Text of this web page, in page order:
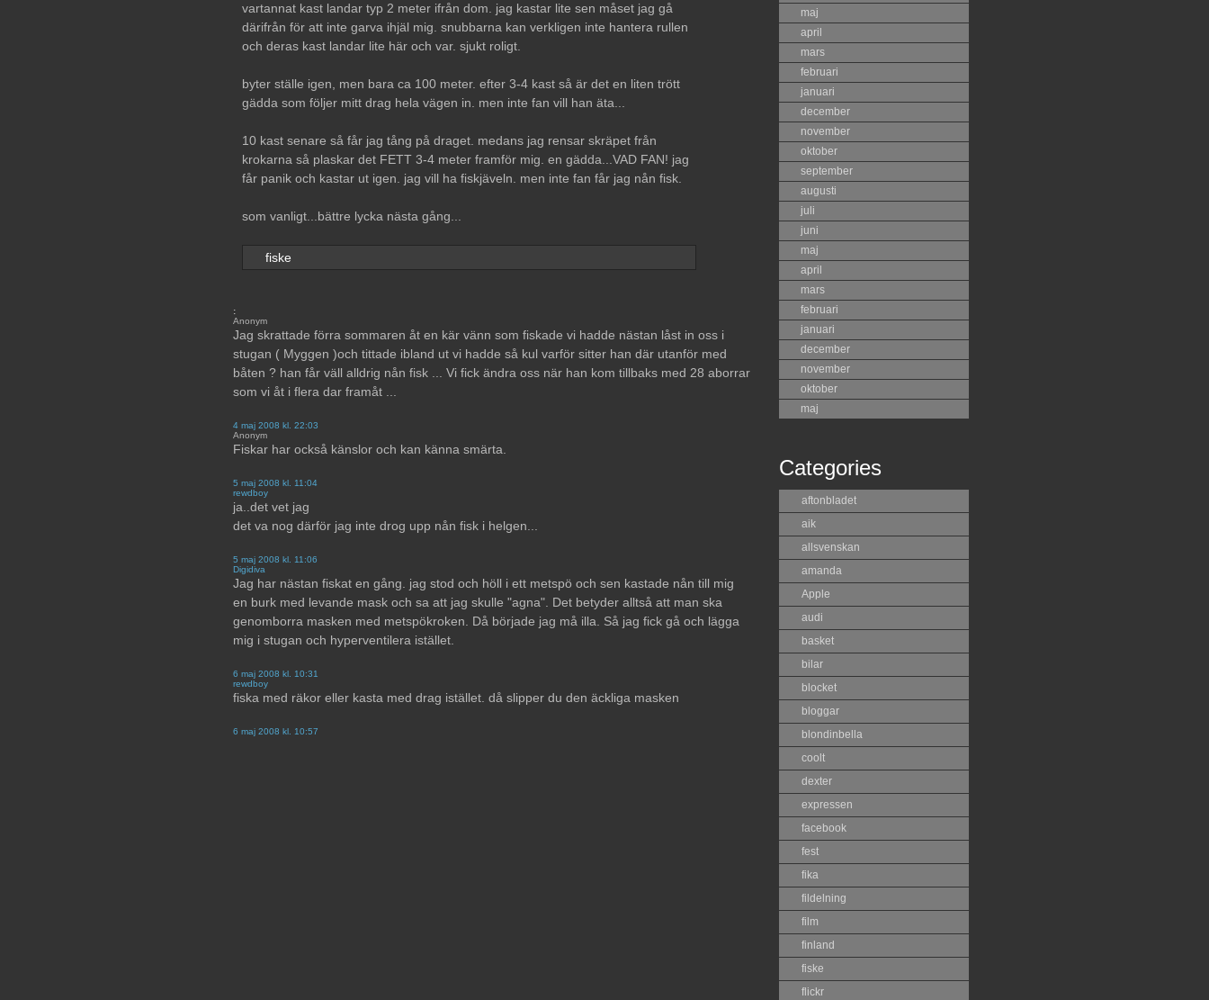
vartannat kast landar typ 2 meter ifrån dom. jag kastar lite sen måset jag gå
därifrån för att inte garva ihjäl mig. snubbarna kan verkligen inte hantera rullen
och deras kast landar lite här och var. sjukt roligt.
byter ställe igen, men bara ca 100 meter. efter 3-4 kast så är det en liten trött
gädda som följer mitt drag hela vägen in. men inte fan vill han äta...
10 kast senare så får jag tång på draget. medans jag rensar skräpet från
krokarna så plaskar det FETT 3-4 meter framför mig. en gädda...VAD FAN! jag
får panik och kastar ut igen. jag vill ha fiskjäveln. men inte fan får jag nån fisk.
som vanligt...bättre lycka nästa gång...
fiske
:
Anonym
Jag skrattade förra sommaren åt en kär vänn som fiskade vi hadde nästan låst in oss i
stugan ( Myggen )och tittade ibland ut vi hadde så kul varför sitter han där utanför med
båten ? han får väll alldrig nån fisk ... Vi fick ändra oss när han kom tillbaks med 28 aborrar
som vi åt i flera dar framåt ...
4 maj 2008 kl. 22:03
Anonym
Fiskar har också känslor och kan känna smärta.
5 maj 2008 kl. 11:04
rewdboy
ja..det vet jag
det va nog därför jag inte drog upp nån fisk i helgen...
5 maj 2008 kl. 11:06
Digidiva
Jag har nästan fiskat en gång. jag stod och höll i ett metspö och sen kastade nån till mig
en burk med levande mask och sa att jag skulle "agna". Det betyder alltså att man ska
genomborra masken med metspökroken. Då började jag må illa. Så jag fick gå och lägga
mig i stugan och hyperventilera istället.
6 maj 2008 kl. 10:31
rewdboy
fiska med räkor eller kasta med drag istället. då slipper du den äckliga masken
6 maj 2008 kl. 10:57
maj
april
mars
februari
januari
december
november
oktober
september
augusti
juli
juni
maj
april
mars
februari
januari
december
november
oktober
maj
Categories
aftonbladet
aik
allsvenskan
amanda
Apple
audi
basket
bilar
blocket
bloggar
blondinbella
coolt
dexter
expressen
facebook
fest
fika
fildelning
film
finland
fiske
flickr